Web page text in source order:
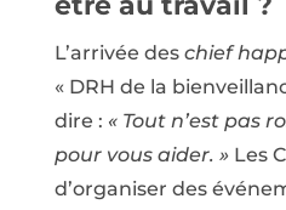
L’arrivée des chief
« DRH de la
dire : « Tout n’est pas
pour vous aider. »Les
d’organiser des